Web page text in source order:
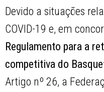
Devido a situações
COVID-19 e, em
Regulamento para a
competitiva do
Artigo nº 26, a